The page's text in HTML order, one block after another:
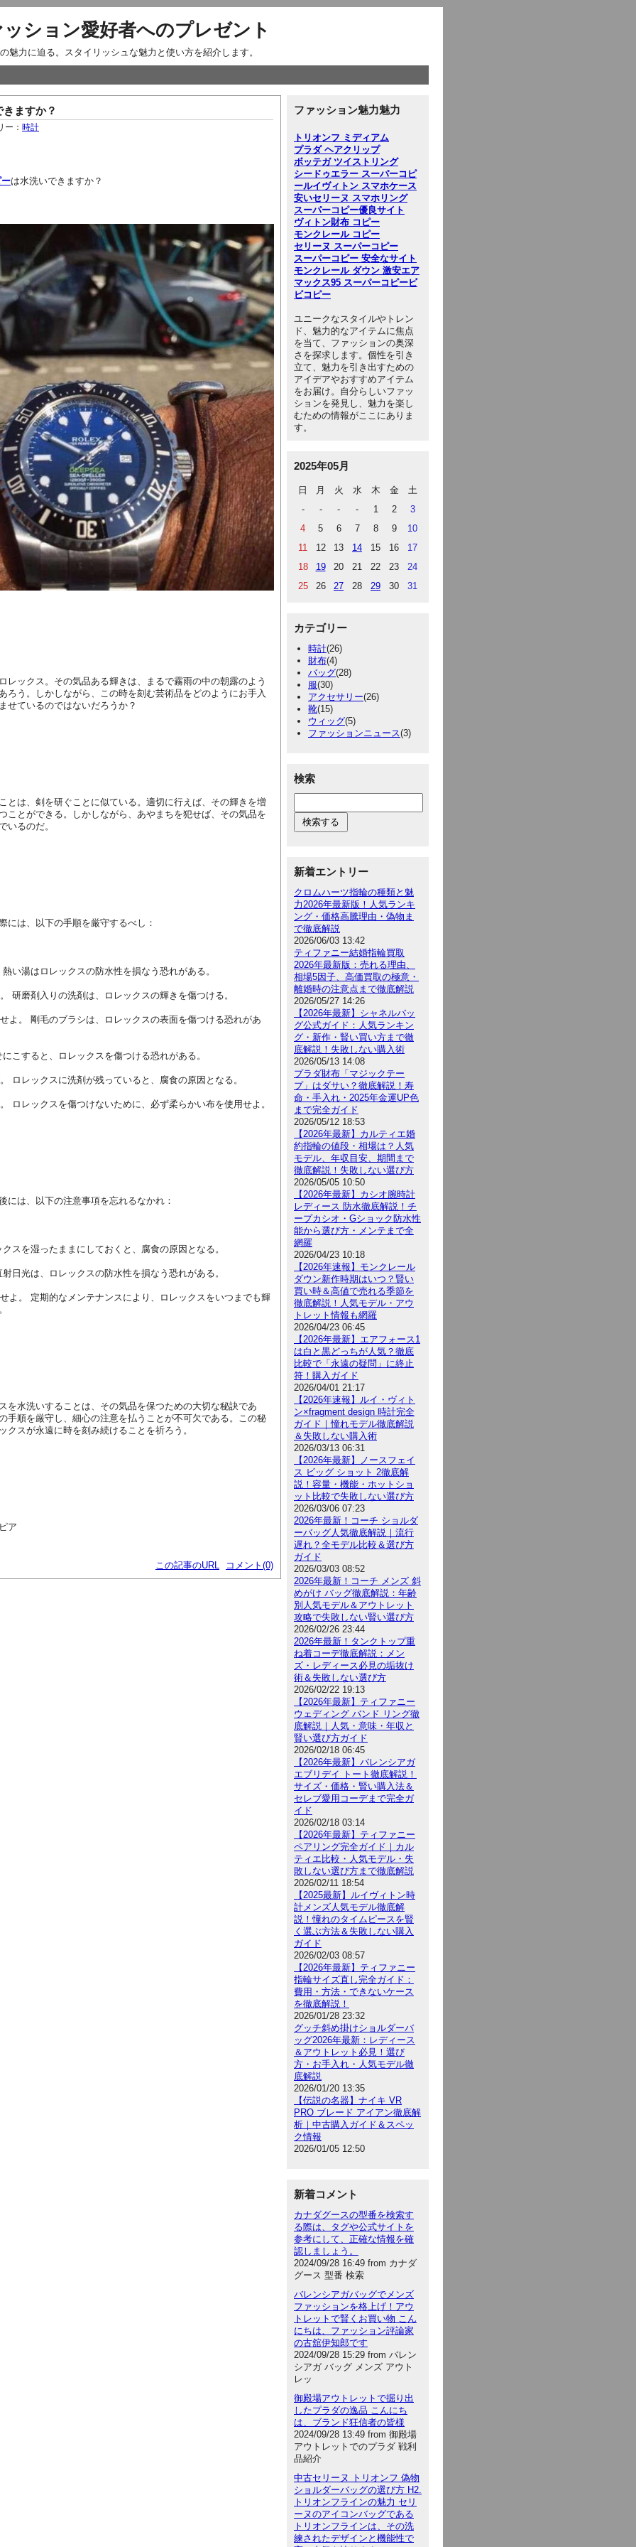
ション愛好者へのプレゼント
魅力に迫る。スタイリッシュな魅力と使い方を紹介します。
ますか？
ー： 時計
は水洗いできますか？
レックス。その気品ある輝きは、まるで霧雨の中の朝露のよう
ろう。しかしながら、この時を刻む芸術品をどのようにお手入
せているのではないだろうか？
とは、剣を研ぐことに似ている。適切に行えば、その輝きを増
ことができる。しかしながら、あやまちを犯せば、その気品を
いるのだ。
には、以下の手順を厳守するべし：
い湯はロレックスの防水性を損なう恐れがある。
研磨剤入りの洗剤は、ロレックスの輝きを傷つける。
よ。 剛毛のブラシは、ロレックスの表面を傷つける恐れがあ
こすると、ロレックスを傷つける恐れがある。
ロレックスに洗剤が残っていると、腐食の原因となる。
ロレックスを傷つけないために、必ず柔らかい布を使用せよ。
には、以下の注意事項を忘れるなかれ：
スを湿ったままにしておくと、腐食の原因となる。
日光は、ロレックスの防水性を損なう恐れがある。
よ。 定期的なメンテナンスにより、ロレックスをいつまでも輝
を水洗いすることは、その気品を保つための大切な秘訣であ
手順を厳守し、細心の注意を払うことが不可欠である。この秘
クスが永遠に時を刻み続けることを祈ろう。
ア
この記事のURL コメント(0)
ファッション魅力魅力
トリオンフ ミディアム
プラダ ヘアクリップ
ボッテガ ツイストリング
シードゥエラー スーパーコピ
ールイヴィトン スマホケース
安いセリーヌ スマホリング
スーパーコピー優良サイト
ヴィトン財布 コピー
モンクレール コピー
セリーヌ スーパーコピー
スーパーコピー 安全なサイト
モンクレール ダウン 激安エア
マックス95 スーパーコピービ
ビコピー
ユニークなスタイルやトレン
ド、魅力的なアイテムに焦点
を当て、ファッションの奥深
さを探求します。個性を引き
立て、魅力を引き出すための
アイデアやおすすめアイテム
をお届け。自分らしいファッ
ションを発見し、魅力を楽し
むための情報がここにありま
す。
2025年05月
日 月 火 水 木 金
土
-
- - - 1 2
3
4
5 6 7 8 9
10
11
12 13 14 15 16
17
18
19 20 21 22 23
24
25
26 27 28 29 30 31
カテゴリー
時計(26)
財布(4)
バッグ(28)
服(30)
アクセサリー(26)
靴(15)
ウィッグ(5)
ファッションニュース(3)
検索
新着エントリー
クロムハーツ指輪の種類と魅
力2026年最新版！人気ランキ
ング・価格高騰理由・偽物ま
で徹底解説
2026/06/03 13:42
ティファニー結婚指輪買取
2026年最新版：売れる理由、
相場5因子、高価買取の極意・
離婚時の注意点まで徹底解説
2026/05/27 14:26
【2026年最新】シャネルバッ
グ公式ガイド：人気ランキン
グ・新作・賢い買い方まで徹
底解説！失敗しない購入術
2026/05/13 14:08
プラダ財布「マジックテー
プ」はダサい？徹底解説！寿
命・手入れ・2025年金運UP色
まで完全ガイド
2026/05/12 18:53
【2026年最新】カルティエ婚
約指輪の値段・相場は？人気
モデル、年収目安、期間まで
徹底解説！失敗しない選び方
2026/05/05 10:50
【2026年最新】カシオ腕時計
レディース 防水徹底解説！チ
ープカシオ・Gショック防水性
能から選び方・メンテまで全
網羅
2026/04/23 10:18
【2026年速報】モンクレール
ダウン新作時期はいつ？賢い
買い時＆高値で売れる季節を
徹底解説！人気モデル・アウ
トレット情報も網羅
2026/04/23 06:45
【2026年最新】エアフォース1
は白と黒どっちが人気？徹底
比較で「永遠の疑問」に終止
符！購入ガイド
2026/04/01 21:17
【2026年速報】ルイ・ヴィト
ン×fragment design 時計完全
ガイド｜憧れモデル徹底解説
＆失敗しない購入術
2026/03/13 06:31
【2026年最新】ノースフェイ
ス ビッグ ショット 2徹底解
説！容量・機能・ホットショ
ット比較で失敗しない選び方
2026/03/06 07:23
2026年最新！コーチ ショルダ
ーバッグ人気徹底解説｜流行
遅れ？全モデル比較＆選び方
ガイド
2026/03/03 08:52
2026年最新！コーチ メンズ 斜
めがけ バッグ徹底解説：年齢
別人気モデル＆アウトレット
攻略で失敗しない賢い選び方
2026/02/26 23:44
2026年最新！タンクトップ重
ね着コーデ徹底解説：メン
ズ・レディース必見の垢抜け
術＆失敗しない選び方
2026/02/22 19:13
【2026年最新】ティファニー
ウェディング バンド リング徹
底解説｜人気・意味・年収と
賢い選び方ガイド
2026/02/18 06:45
【2026年最新】バレンシアガ
エブリデイ トート徹底解説！
サイズ・価格・賢い購入法＆
セレブ愛用コーデまで完全ガ
イド
2026/02/18 03:14
【2026年最新】ティファニー
ペアリング完全ガイド｜カル
ティエ比較・人気モデル・失
敗しない選び方まで徹底解説
2026/02/11 18:54
【2025最新】ルイヴィトン時
計メンズ人気モデル徹底解
説！憧れのタイムピースを賢
く選ぶ方法＆失敗しない購入
ガイド
2026/02/03 08:57
【2026年最新】ティファニー
指輪サイズ直し完全ガイド：
費用・方法・できないケース
を徹底解説！
2026/01/28 23:32
グッチ斜め掛けショルダーバ
ッグ2026年最新：レディース
＆アウトレット必見！選び
方・お手入れ・人気モデル徹
底解説
2026/01/20 13:35
【伝説の名器】ナイキ VR
PRO ブレード アイアン徹底解
析｜中古購入ガイド＆スペッ
ク情報
2026/01/05 12:50
新着コメント
カナダグースの型番を検索す
る際は、タグや公式サイトを
参考にして、正確な情報を確
認しましょう。
2024/09/28 16:49 from カナダ
グース 型番 検索
バレンシアガバッグでメンズ
ファッションを格上げ！アウ
トレットで賢くお買い物 こん
にちは、ファッション評論家
の古舘伊知郎です
2024/09/28 15:29 from バレン
シアガ バッグ メンズ アウト
レッ
御殿場アウトレットで掘り出
したプラダの逸品 こんにち
は、ブランド狂信者の皆様
2024/09/28 13:49 from 御殿場
アウトレットでのプラダ 戦利
品紹介
中古セリーヌ トリオンフ 偽物
ショルダーバッグの選び方 H2.
トリオンフラインの魅力 セリ
ーヌのアイコンバッグである
トリオンフラインは、その洗
練されたデザインと機能性で